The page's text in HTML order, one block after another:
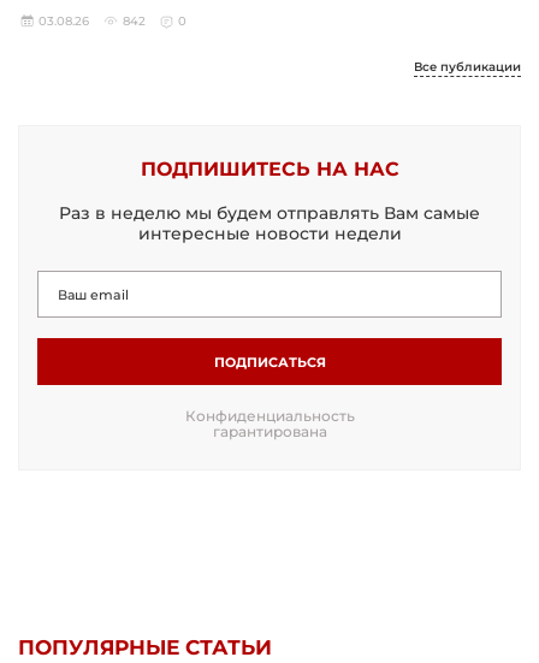
03.08.26 842 0
Все публикации
ПОДПИШИТЕСЬ НА НАС
Раз в неделю мы будем отправлять Вам самые
интересные новости недели
ПОДПИСАТЬСЯ
Конфиденциальность
гарантирована
ПОПУЛЯРНЫЕ СТАТЬИ